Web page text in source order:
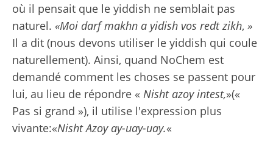
où il pensait que le yiddish ne semblait pas
naturel. «Moi darf makhn a yidish vos redt zikh, »
Il a dit (nous devons utiliser le yiddish qui coule
naturellement). Ainsi, quand NoChem est
demandé comment les choses se passent pour
lui, au lieu de répondre « Nisht azoy intest,»(«
Pas si grand »), il utilise l'expression plus
vivante:«Nisht Azoy ay-uay-uay.«